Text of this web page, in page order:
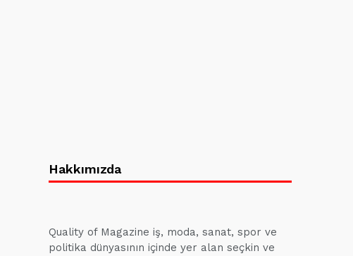
Hakkımızda
Quality of Magazine iş, moda, sanat, spor ve
politika dünyasının içinde yer alan seçkin ve